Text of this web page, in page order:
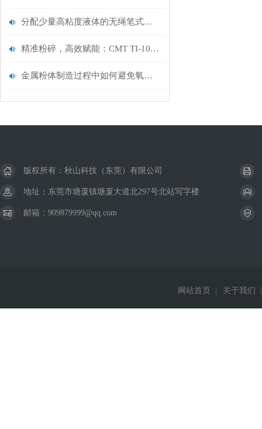
分配少量高粘度液体的无绳笔式电动分配器介绍
精准粉碎，高效赋能：CMT TI-100与TI-200振动式样品粉碎机全解析
金属粉体制造过程中如何避免氧化问题-日本进口制备金属粉末用离心雾化装置
版权所有：秋山科技（东莞）有限公司
地址：东莞市塘厦镇塘厦大道北297号北站写字楼
邮箱：909879999@qq.com
网站首页 关于我们